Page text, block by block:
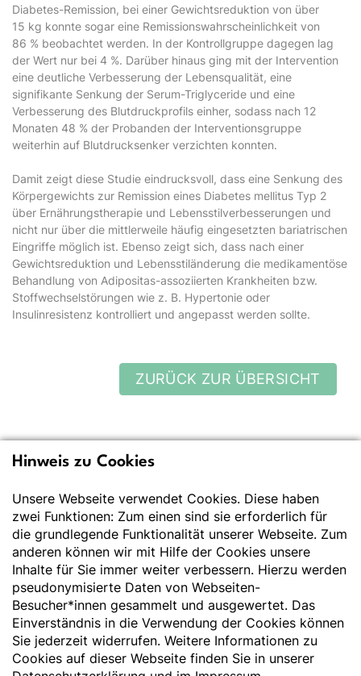
Diabetes-Remission, bei einer Gewichtsreduktion von über
15 kg konnte sogar eine Remissionswahrscheinlichkeit von
86 % beobachtet werden. In der Kontrollgruppe dagegen lag
der Wert nur bei 4 %. Darüber hinaus ging mit der Intervention
eine deutliche Verbesserung der Lebensqualität, eine
signifikante Senkung der Serum-Triglyceride und eine
Verbesserung des Blutdruckprofils einher, sodass nach 12
Monaten 48 % der Probanden der Interventionsgruppe
weiterhin auf Blutdrucksenker verzichten konnten.
Damit zeigt diese Studie eindrucksvoll, dass eine Senkung des
Körpergewichts zur Remission eines Diabetes mellitus Typ 2
über Ernährungstherapie und Lebensstilverbesserungen und
nicht nur über die mittlerweile häufig eingesetzten bariatrischen
Eingriffe möglich ist. Ebenso zeigt sich, dass nach einer
Gewichtsreduktion und Lebensstiländerung die medikamentöse
Behandlung von Adipositas-assoziierten Krankheiten bzw.
Stoffwechselstörungen wie z. B. Hypertonie oder
Insulinresistenz kontrolliert und angepasst werden sollte.
ZURÜCK ZUR ÜBERSICHT
für Ernährung e.V.
Der Wissenschaft verpflichtet - Ihre Partnerin für
Essen und Trinken
Deutsche Gesellschaft für Ernährung e. V.
Godesberger Allee 136
53175 Bonn
Tel:+49 228 3776-600
Fax:
+49 228 3776-800
Hinweis zu Cookies
Unsere Webseite verwendet Cookies. Diese haben
zwei Funktionen: Zum einen sind sie erforderlich für
die grundlegende Funktionalität unserer Webseite. Zum
anderen können wir mit Hilfe der Cookies unsere
Inhalte für Sie immer weiter verbessern. Hierzu werden
pseudonymisierte Daten von Webseiten-
Besucher*innen gesammelt und ausgewertet. Das
Einverständnis in die Verwendung der Cookies können
Sie jederzeit widerrufen. Weitere Informationen zu
Cookies auf dieser Webseite finden Sie in unserer